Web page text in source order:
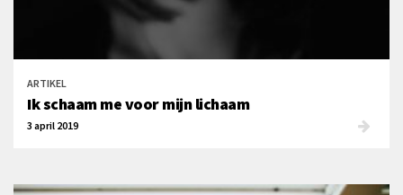
ARTIKEL
Ik schaam me voor mijn lichaam
3 april 2019